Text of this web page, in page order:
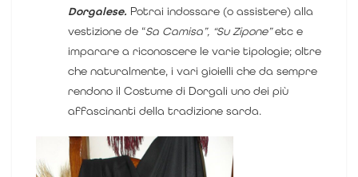
Dorgalese. Potrai indossare (o assistere) alla
vestizione de “Sa Camisa”, “Su Zipone”etc e
imparare a riconoscere le varie tipologie; oltre
che naturalmente, i vari gioielli che da sempre
rendono il Costume di Dorgali uno dei più
affascinanti della tradizione sarda.